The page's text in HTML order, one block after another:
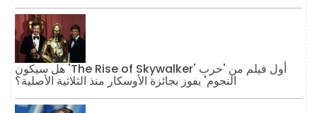
هل سيكون 'The Rise of Skywalker' أول فيلم من 'حرب
النجوم' يفوز بجائزة الأوسكار منذ الثلاثية الأصلية؟